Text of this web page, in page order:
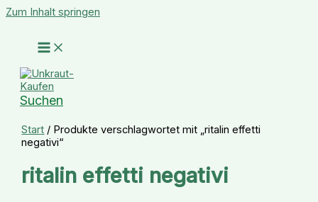
Zum Inhalt springen
Suchen
Start / Produkte verschlagwortet mit „ritalin effetti
negativi“
ritalin effetti negativi